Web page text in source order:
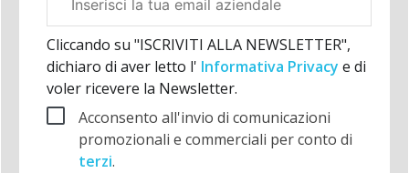
aziendale
Cliccando su "ISCRIVITI ALLA NEWSLETTER",
dichiaro di aver letto l' Informativa Privacy e di
voler ricevere la Newsletter.
Acconsento all'invio di comunicazioni
promozionali e commerciali per conto di
terzi.